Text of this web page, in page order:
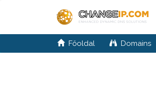
Főoldal Domains